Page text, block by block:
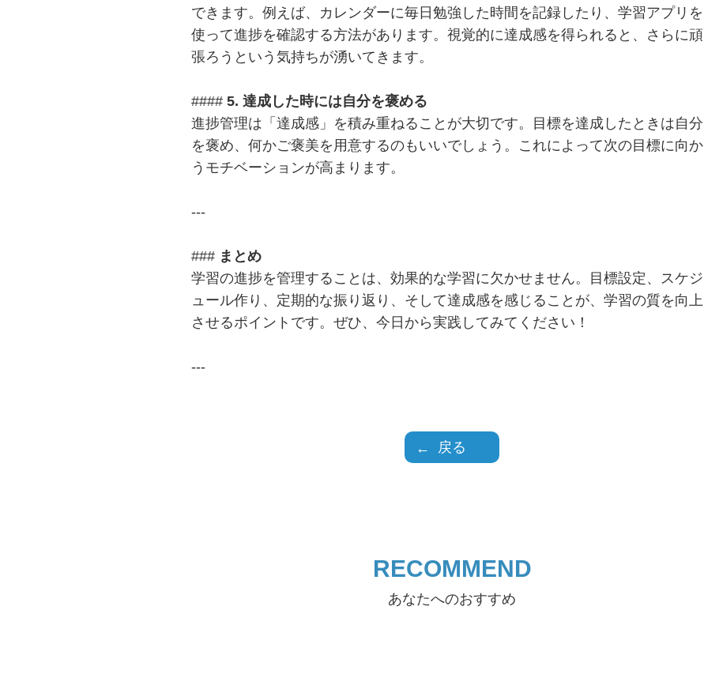
できます。例えば、カレンダーに毎日勉強した時間を記録したり、学習アプリを
使って進捗を確認する方法があります。視覚的に達成感を得られると、さらに頑
張ろうという気持ちが湧いてきます。
#### 5. 達成した時には自分を褒める
進捗管理は「達成感」を積み重ねることが大切です。目標を達成したときは自分
を褒め、何かご褒美を用意するのもいいでしょう。これによって次の目標に向か
うモチベーションが高まります。
---
### まとめ
学習の進捗を管理することは、効果的な学習に欠かせません。目標設定、スケジ
ュール作り、定期的な振り返り、そして達成感を感じることが、学習の質を向上
させるポイントです。ぜひ、今日から実践してみてください！
---
戻る
RECOMMEND
あなたへのおすすめ